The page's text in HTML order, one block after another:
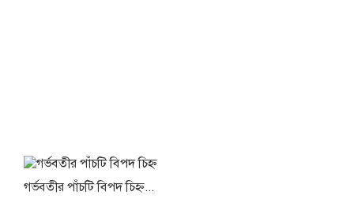
গর্ভবতীর পাঁচটি বিপদ চিহ্ন...